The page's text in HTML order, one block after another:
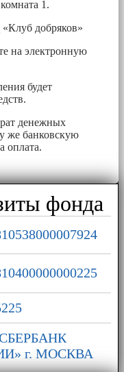
1.
добряков»
на электронную
будет
денежных
же банковскую
оплата.
фонда
г. МОСКВА